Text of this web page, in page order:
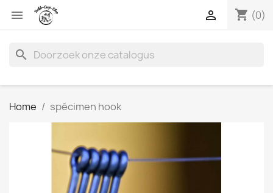
 shopping_cart (0)

search
Home spécimen hook